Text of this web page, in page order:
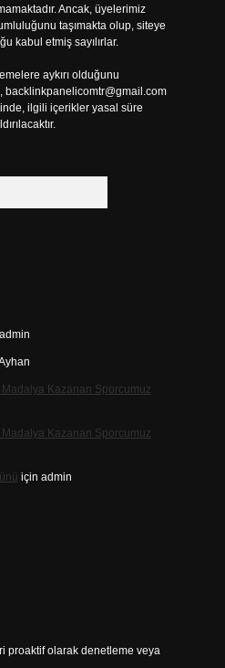
Ancak, üyelerimiz
taşımakta olup, siteye
kabul etmiş sayılırlar.
aykırı olduğunu
backlinkpanelicomtr@gmail.com
ilgili içerikler yasal süre
admin
Madalya Kazanan Sporcumuz
Madalya Kazanan Sporcumuz
için admin
proaktif olarak denetleme veya